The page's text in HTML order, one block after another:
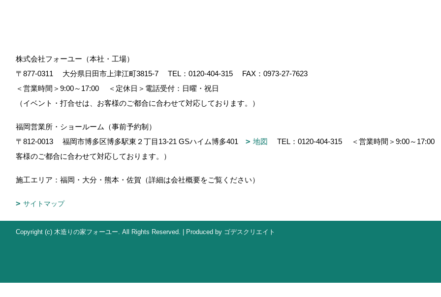
株式会社フォーユー（本社・工場）
〒877-0311
大分県日田市上津江町3815-7 TEL： 0120-404-315
FAX：0973-27-7623
＜営業時間＞9:00～17:00
＜定休日＞電話受付：日曜・祝日
（イベント・打合せは、お客様のご都合に合わせて対応しております。）
福岡営業所・ショールーム（事前予約制）
〒812-0013
福岡市博多区博多駅東２丁目13-21 GSハイム博多401 地図 TEL： 0120-404-315
＜営業時間＞9:00～
客様のご都合に合わせて対応しております。）
施工エリア：福岡・大分・熊本・佐賀（詳細は会社概要をご覧ください）
サイトマップ
Copyright (c) 木造りの家フォーユー. All Rights Reserved. Produced by ゴデスクリエイト